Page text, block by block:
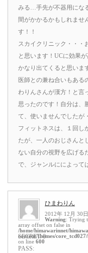
みる…手先が不器用にな
間がかかるかもしれませ
す！！
スカイクリニック・・・
と思います！UCに効果
かなり出てくると思いま
医師との兼ね合いもある
わりんさんが漢方！と言
思ったのです！自分は、
て、使いませんでしたが
フィットネスは、１回し
たが、一人のおじさんと
ない自分の視野を広げる
で、ジャンルにによって
ひまわりん
2012年 12月 30日
Warning: Trying
array offset on false in
/home/himawarinnet/
content/themes/
on line 600
SECRET: 0
PASS: